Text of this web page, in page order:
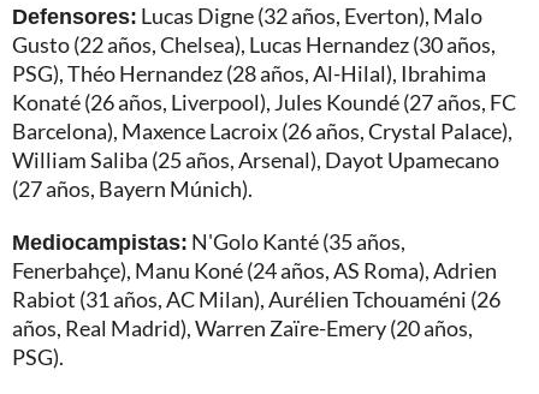
Defensores: Lucas Digne (32 años, Everton), Malo
Gusto (22 años, Chelsea), Lucas Hernandez (30 años,
PSG), Théo Hernandez (28 años, Al-Hilal), Ibrahima
Konaté (26 años, Liverpool), Jules Koundé (27 años, FC
Barcelona), Maxence Lacroix (26 años, Crystal Palace),
William Saliba (25 años, Arsenal), Dayot Upamecano
(27 años, Bayern Múnich).
Mediocampistas: N'Golo Kanté (35 años,
Fenerbahçe), Manu Koné (24 años, AS Roma), Adrien
Rabiot (31 años, AC Milan), Aurélien Tchouaméni (26
años, Real Madrid), Warren Zaïre-Emery (20 años,
PSG).